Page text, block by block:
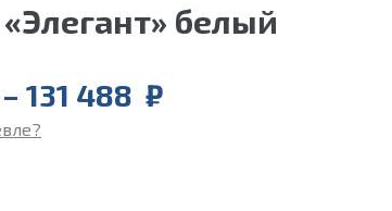
Для больших проемов
Для маленьких проемов (гусиный шаг)
белый
– 131 488 ₽